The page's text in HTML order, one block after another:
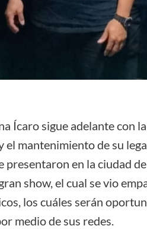
Ícaro sigue adelante con
el mantenimiento de su
presentaron en la ciudad
show, el cual se vio
los cuáles serán
medio de sus redes.